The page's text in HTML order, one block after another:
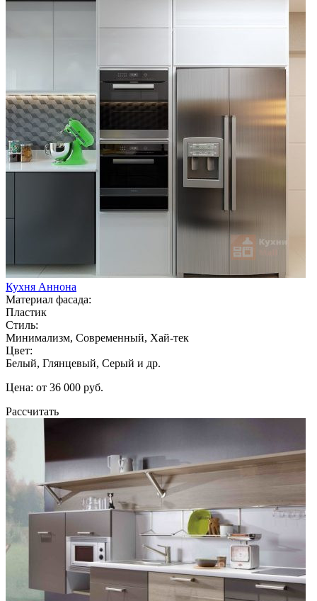
Кухня Аннона
Материал фасада:
Пластик
Стиль:
Минимализм, Современный, Хай-тек
Цвет:
Белый, Глянцевый, Серый и др.
Цена: от 36 000 руб.
Рассчитать